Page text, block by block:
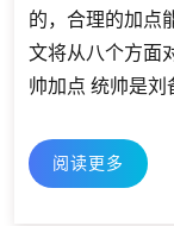
的，合理的加点
文将从八个方面
帅加点 统帅是刘
阅读更多